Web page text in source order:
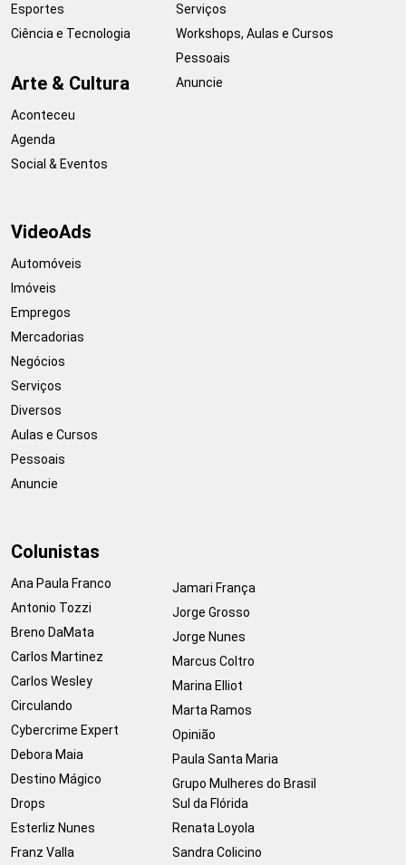
Esportes
Ciência e Tecnologia
Arte & Cultura
Aconteceu
Agenda
Social & Eventos
Serviços
Workshops, Aulas e Cursos
Pessoais
Anuncie
VideoAds
Automóveis
Imóveis
Empregos
Mercadorias
Negócios
Serviços
Diversos
Aulas e Cursos
Pessoais
Anuncie
Colunistas
Ana Paula Franco
Antonio Tozzi
Breno DaMata
Carlos Martinez
Carlos Wesley
Circulando
Cybercrime Expert
Debora Maia
Destino Mágico
Drops
Esterliz Nunes
Franz Valla
Jamari França
Jorge Grosso
Jorge Nunes
Marcus Coltro
Marina Elliot
Marta Ramos
Opinião
Paula Santa Maria
Grupo Mulheres do Brasil
Sul da Flórida
Renata Loyola
Sandra Colicino